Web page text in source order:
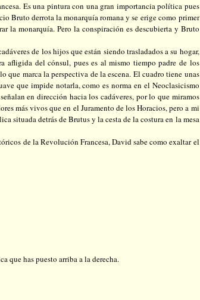
Es una pintura con una gran importancia política pues
Bruto derrota la monarquía romana y se erige como primer
la monarquía. Pero la conspiración es descubierta y Bruto
de los hijos que están siendo trasladados a su hogar,
afligida del cónsul, pues es al mismo tiempo padre de los
que marca la perspectiva de la escena. El cuadro tiene unas
que impide notarla, como es norma en el Neoclasicismo
en dirección hacia los cadáveres, por lo que miramos
más vivos que en el Juramento de los Horacios, pero a mi
situada detrás de Brutus y la cesta de la costura en la mesa
dela Revolución Francesa, David sabe como exaltar el
que has puesto arriba a la derecha.